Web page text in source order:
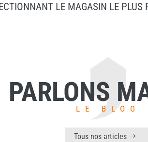
LE MAGASIN LE PLUS
PARLONS
LE BLOG
Tous nos articles